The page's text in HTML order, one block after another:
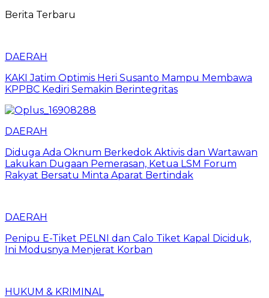
Berita Terbaru
DAERAH
KAKI Jatim Optimis Heri Susanto Mampu Membawa
KPPBC Kediri Semakin Berintegritas
DAERAH
Diduga Ada Oknum Berkedok Aktivis dan Wartawan
Lakukan Dugaan Pemerasan, Ketua LSM Forum
Rakyat Bersatu Minta Aparat Bertindak
DAERAH
Penipu E-Tiket PELNI dan Calo Tiket Kapal Diciduk,
Ini Modusnya Menjerat Korban
HUKUM & KRIMINAL